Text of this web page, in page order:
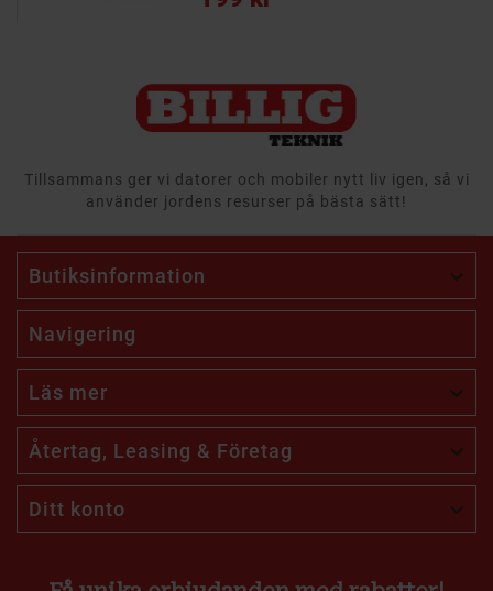
Tillsammans ger vi datorer och mobiler nytt liv igen, så vi
använder jordens resurser på bästa sätt!
Butiksinformation 
Navigering
Läs mer 
Återtag, Leasing & Företag 
Ditt konto 